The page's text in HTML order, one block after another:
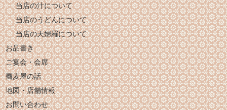
当店の汁について
当店のうどんについて
当店の天婦羅について
お品書き
ご宴会・会席
蕎麦屋の話
地図・店舗情報
お問い合わせ